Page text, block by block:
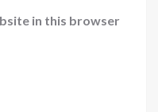
in this browser